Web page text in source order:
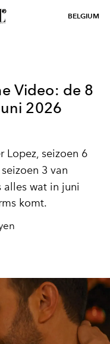
BELGIUM
Video: de 8
2026
Lopez, seizoen 6
3 van
alles wat in juni
komt.